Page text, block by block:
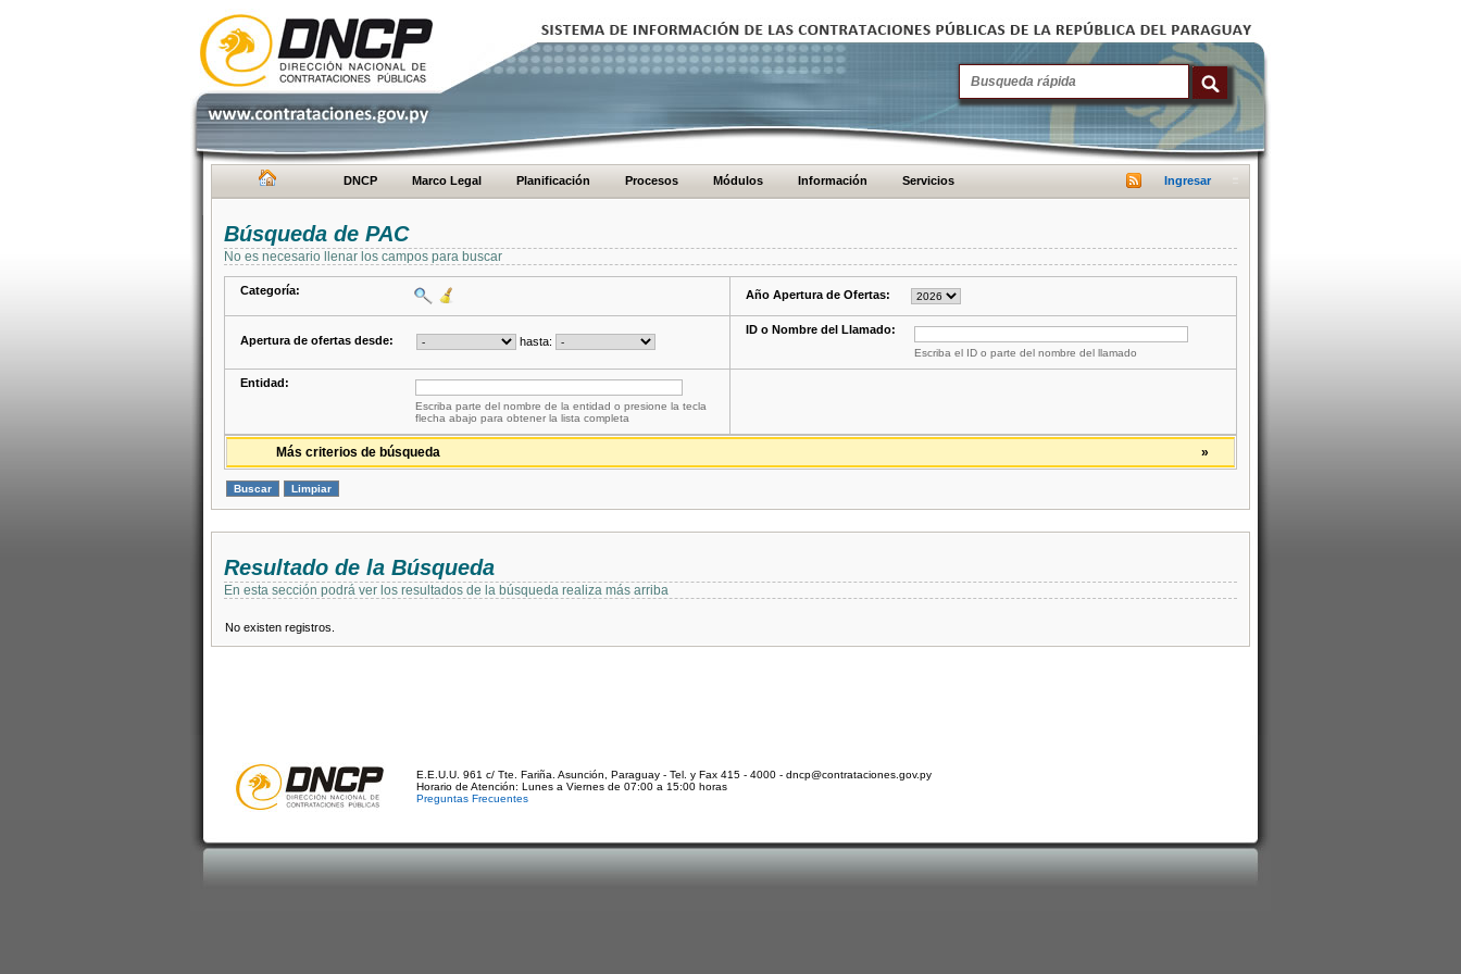
DNCP Marco Legal Planificación Procesos Módulos Información Servicios Ingresar
Búsqueda de PAC
No es necesario llenar los campos para buscar
Categoría: Año Apertura de Ofertas:
Apertura de ofertas desde: hasta:
ID o Nombre del Llamado:
Escriba el ID o parte del nombre del llamado
Entidad:
Escriba parte del nombre de la entidad o presione la tecla
flecha abajo para obtener la lista completa
»
Más criterios de búsqueda
Resultado de la Búsqueda
En esta sección podrá ver los resultados de la búsqueda realiza más arriba
No existen registros.
E.E.U.U. 961 c/ Tte. Fariña. Asunción, Paraguay - Tel. y Fax 415 - 4000 - dncp@contrataciones.gov.py
Horario de Atención: Lunes a Viernes de 07:00 a 15:00 horas
Preguntas Frecuentes